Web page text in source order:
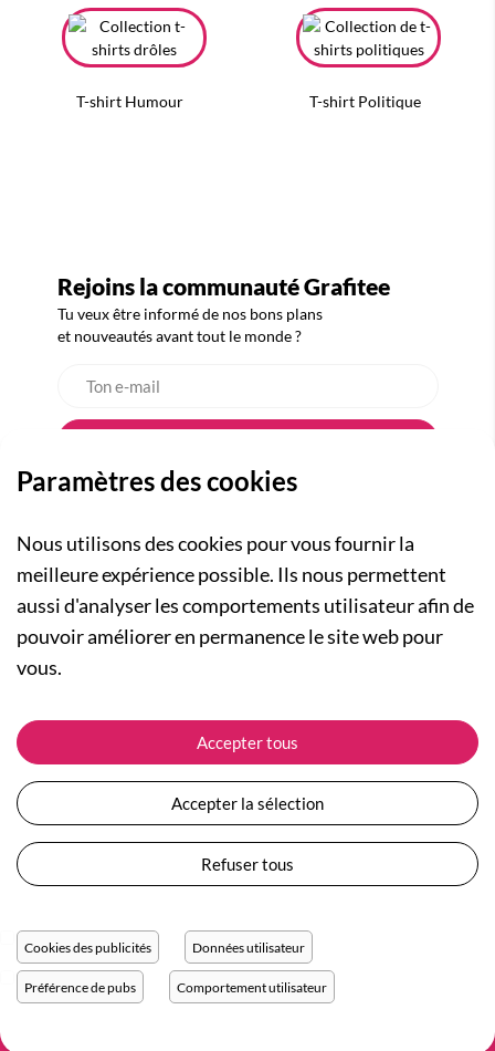
T-shirt Humour T-shirt Politique
Rejoins la communauté Grafitee
Tu veux être informé de nos bons plans
et nouveautés avant tout le monde ?
A PROPOS
Qui sommes-nous ?
Actualités
Nos engagements
Plan du site
Devenir revendeur
NOS RUBRIQUES
Collection Femme
Collection Enfants
Les Totebags
Nos différents thèmes
ASSISTANCE
Suivre ma commande
Expédition et livraison
Retour et remboursement
Moyens de paiement
Questions / Réponses
Conditions générales de vente
Protection des données personnelles
Réglage des cookies
Paramètres des cookies
Nous utilisons des cookies pour vous fournir la
meilleure expérience possible. Ils nous permettent
aussi d'analyser les comportements utilisateur afin de
pouvoir améliorer en permanence le site web pour
vous.
Accepter tous
Accepter la sélection
Refuser tous
Cookies des publicités Données utilisateur
Préférence de pubs Comportement utilisateur